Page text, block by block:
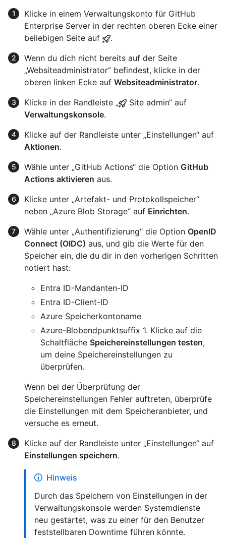
Klicke in einem Verwaltungskonto für GitHub
Enterprise Server in der rechten oberen Ecke einer
beliebigen Seite auf
.
Wenn du dich nicht bereits auf der Seite
„Websiteadministrator“ befindest, klicke in der
oberen linken Ecke auf Websiteadministrator.
Klicke in der Randleiste „
Site admin“ auf
Verwaltungskonsole.
Klicke auf der Randleiste unter „Einstellungen“ auf
Aktionen.
Wähle unter „GitHub Actions“ die Option GitHub
Actions aktivieren aus.
Klicke unter „Artefakt- und Protokollspeicher“
neben „Azure Blob Storage“ auf Einrichten.
Wähle unter „Authentifizierung“ die Option OpenID
Connect (OIDC) aus, und gib die Werte für den
Speicher ein, die du dir in den vorherigen Schritten
notiert hast:
Entra ID-Mandanten-ID
Entra ID-Client-ID
Azure Speicherkontoname
Azure-Blobendpunktsuffix 1. Klicke auf die
Schaltfläche Speichereinstellungen testen,
um deine Speichereinstellungen zu
überprüfen.
Wenn bei der Überprüfung der
Speichereinstellungen Fehler auftreten, überprüfe
die Einstellungen mit dem Speicheranbieter, und
versuche es erneut.
Klicke auf der Randleiste unter „Einstellungen“ auf
Einstellungen speichern.
Hinweis
Durch das Speichern von Einstellungen in der
Verwaltungskonsole werden Systemdienste
neu gestartet, was zu einer für den Benutzer
feststellbaren Downtime führen könnte.